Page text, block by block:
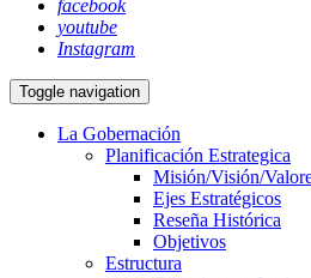
facebook
youtube
Instagram
Toggle navigation
La Gobernación
Planificación Estrategica
Misión/Visión/
Ejes Estratégicos
Reseña Histórica
Objetivos
Estructura